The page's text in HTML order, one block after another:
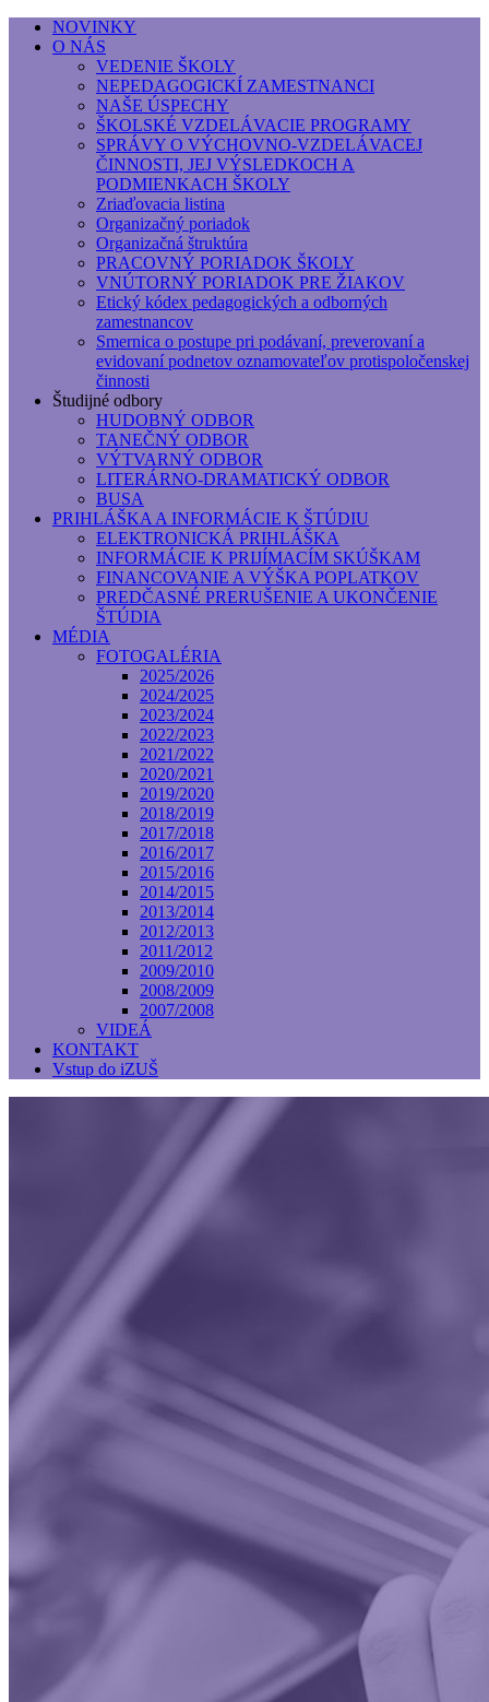
Základná umelecká škola, Hálkova
Základná umelecká škola, Hálkova 56, Bratislava -
NOVINKY
O NÁS
VEDENIE ŠKOLY
NEPEDAGOGICKÍ ZAMESTNANCI
NAŠE ÚSPECHY
ŠKOLSKÉ VZDELÁVACIE PROGRAMY
SPRÁVY O VÝCHOVNO-VZDELÁVACEJ
ČINNOSTI, JEJ VÝSLEDKOCH A
PODMIENKACH ŠKOLY
Zriaďovacia listina
Organizačný poriadok
Organizačná štruktúra
PRACOVNÝ PORIADOK ŠKOLY
VNÚTORNÝ PORIADOK PRE ŽIAKOV
Etický kódex pedagogických a odborných
zamestnancov
Smernica o postupe pri podávaní, preverovaní a
evidovaní podnetov oznamovateľov protispoločenskej
činnosti
Študijné odbory
HUDOBNÝ ODBOR
TANEČNÝ ODBOR
VÝTVARNÝ ODBOR
LITERÁRNO-DRAMATICKÝ ODBOR
BUSA
PRIHLÁŠKA A INFORMÁCIE K ŠTÚDIU
ELEKTRONICKÁ PRIHLÁŠKA
INFORMÁCIE K PRIJÍMACÍM SKÚŠKAM
FINANCOVANIE A VÝŠKA POPLATKOV
PREDČASNÉ PRERUŠENIE A UKONČENIE
ŠTÚDIA
MÉDIA
FOTOGALÉRIA
2025/2026
2024/2025
2023/2024
2022/2023
2021/2022
2020/2021
2019/2020
2018/2019
2017/2018
2016/2017
2015/2016
2014/2015
2013/2014
2012/2013
2011/2012
2009/2010
2008/2009
2007/2008
VIDEÁ
KONTAKT
Vstup do iZUŠ